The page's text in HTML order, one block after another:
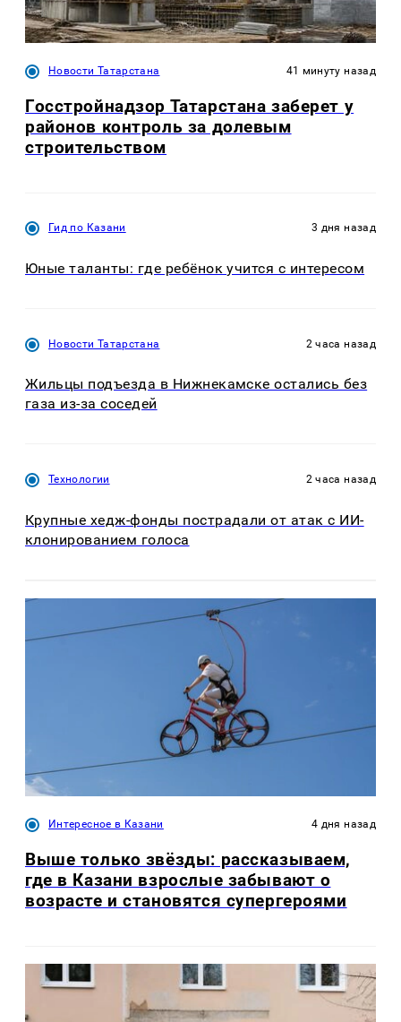
Новости Татарстана 41 минуту назад
Госстройнадзор Татарстана заберет у
районов контроль за долевым
строительством
Гид по Казани 3 дня назад
Юные таланты: где ребёнок учится с интересом
Новости Татарстана 2 часа назад
Жильцы подъезда в Нижнекамске остались без
газа из-за соседей
Технологии 2 часа назад
Крупные хедж-фонды пострадали от атак с ИИ-
клонированием голоса
Интересное в Казани 4 дня назад
Выше только звёзды: рассказываем,
где в Казани взрослые забывают о
возрасте и становятся супергероями